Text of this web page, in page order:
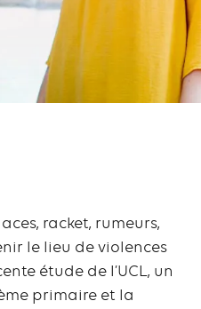
racket, rumeurs,
le lieu de violences
étude de l’UCL, un
primaire et la